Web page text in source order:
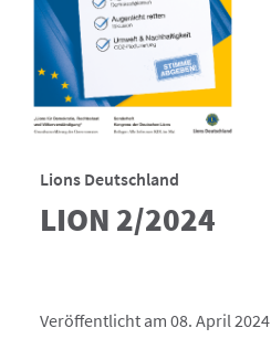
Lions Deutschland
LION 2/2024
Veröffentlicht am 08. April 2024